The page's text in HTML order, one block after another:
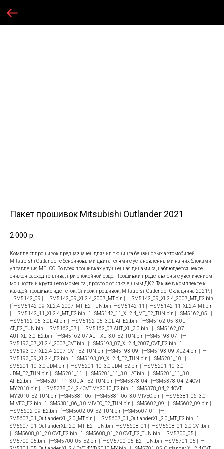
Пакет прошивок Mitsubishi Outlander 2021
2 000 р.
Комплект прошивок предназначен для чип тюнинга бензиновых автомобилей
Mitsubishi Outlander с бензиновыми двигателями с установленными на них блоками
управления MELCO. Во всех прошивках улучшенная динамика, наблюдается некое
снижен расход топлива, при спокойной езде. Прошивки представлены с увеличением
мощности и крутящего момента , просто с отключенным ДК2. Так же в комплекте к
каждой прошивке идет сток. Список прошивок: Mitsubisi_Outlender Складчина 2021\ |
—SM5142_09 | |—SM5142_09_XL2.4_2007_MT.bin | |—SM5142_09_XL2.4_2007_MT_E2.bin
| `—SM5142_09_XL2.4_2007_MT_E2_TUN.bin |—SM5142_11 | |—SM5142_11_XL2.4_MT.bin
| |—SM5142_11_XL2.4_MT_E2.bin | `—SM5142_11_XL2.4_MT_E2_TUN.bin |—SM5162_05 | |
—SM5162_05_3.0L AT.bin | |—SM5162_05_3.0L AT_E2.bin | `—SM5162_05_3.0L
AT_E2_TUN.bin |—SM5162_07 | |—SM5162_07 AUT_XL_3.0.bin | |—SM5162_07
AUT_XL_3.0_E2.bin | `—SM5162_07 AUT_XL_3.0_E2_TUN.bin |—SM5193_07 | |—
SM5193_07_XL2.4_2007_CVT.bin | |—SM5193_07_XL2.4_2007_CVT_E2.bin | `—
SM5193_07_XL2.4_2007_CVT_E2_TUN.bin |—SM5193_09 | |—SM5193_09_XL2.4.bin | |—
SM5193_09_XL2.4_E2.bin | `—SM5193_09_XL2.4_E2_TUN.bin |—SM5201_10 | |—
SM5201_10_3.0 JDM.bin | |—SM5201_10_3.0 JDM_E2.bin | `—SM5201_10_3.0
JDM_E2_TUN.bin |—SM5201_11 | |—SM5201_11_3.0L AT.bin | |—SM5201_11_3.0L
AT_E2.bin | `—SM5201_11_3.0L AT_E2_TUN.bin |—SM5378_04 | |—SM5378_04_2.4CVT
MY2010.bin | |—SM5378_04_2.4CVT MY2010_E2.bin | `—SM5378_04_2.4CVT
MY2010_E2_TUN.bin |—SM5381_06 | |—SM5381_06_3.0 MIVEC.bin | |—SM5381_06_3.0
MIVEC_E2.bin | `—SM5381_06_3.0 MIVEC_E2_TUN.bin |—SM5602_09 | |—SM5602_09.bin | |
—SM5602_09_E2.bin | `—SM5602_09_E2_TUN.bin |—SM5607_01 | |—
SM5607_01_OutlanderXL_2.0_MT.bin | |—SM5607_01_OutlanderXL_2.0_MT_E2.bin | `—
SM5607_01_OutlanderXL_2.0_MT_E2_TUN.bin |—SM5608_01 | |—SM5608_01_2.0 CVT.bin |
|—SM5608_01_2.0 CVT_E2.bin | `—SM5608_01_2.0 CVT_E2_TUN.bin |—SM5700_05 | |—
SM5700_05.bin | |—SM5700_05_E2.bin | `—SM5700_05_E2_TUN.bin |—SM5701_05 | |—